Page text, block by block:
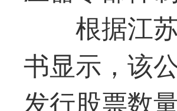
根据江
书显示，该
发行股票数